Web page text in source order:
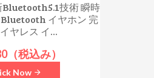
技術 瞬時
イヤホン 完
ヤレス イ...
（税込み）
Now